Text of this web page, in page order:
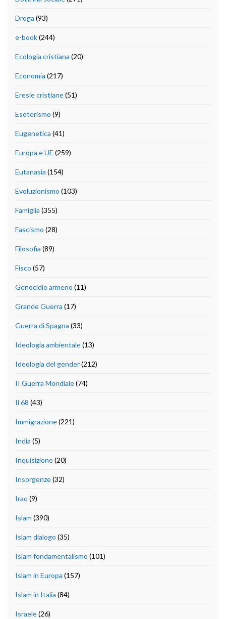
Droga (93)
e-book(244)
Ecologia cristiana (20)
Economia (217)
Eresie cristiane(51)
Esoterismo (9)
Eugenetica (41)
Europa e UE (259)
Eutanasia (154)
Evoluzionismo (103)
Famiglia (355)
Fascismo (28)
Filosofia (89)
Fisco (57)
Genocidio armeno (11)
Grande Guerra (17)
Guerra di Spagna (33)
Ideologia ambientale(13)
Ideologia del gender(212)
II Guerra Mondiale(74)
Il 68 (43)
Immigrazione(221)
India (5)
Inquisizione(20)
Insorgenze(32)
Iraq (9)
Islam (390)
Islam dialogo (35)
Islam fondamentalismo (101)
Islam in Europa (157)
Islam in Italia (84)
Israele(26)